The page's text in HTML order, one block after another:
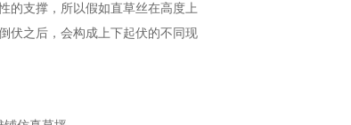
的支撑，所以假如直草丝在高度上
伏之后，会构成上下起伏的不同现